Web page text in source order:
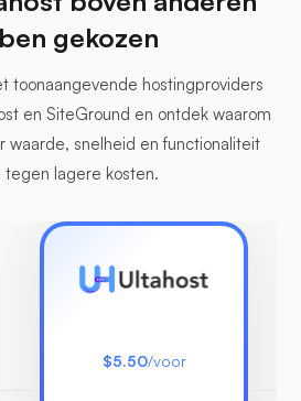
gekozen
toonaangevende hostingproviders
en SiteGround en ontdek waarom
waarde, snelheid en functionaliteit
tegen lagere kosten.
$5.50/voor